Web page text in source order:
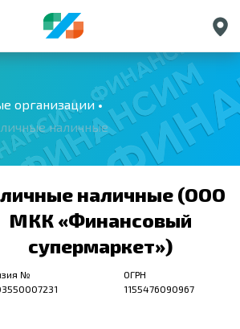
Санкт-Петербург
Екатеринбург
Краснодар
Нижний Новгород
организации
наличные
наличные (ООО
МКК «Финансовый
супермаркет»)
№
ОГРН
1155476090967